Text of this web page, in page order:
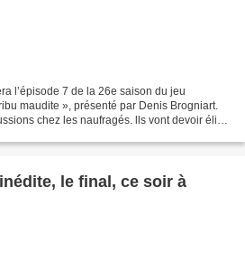
l’épisode 7 de la 26e saison du jeu
maudite », présenté par Denis Brogniart.
chez les naufragés. lls vont devoir élire
le final, ce soir à